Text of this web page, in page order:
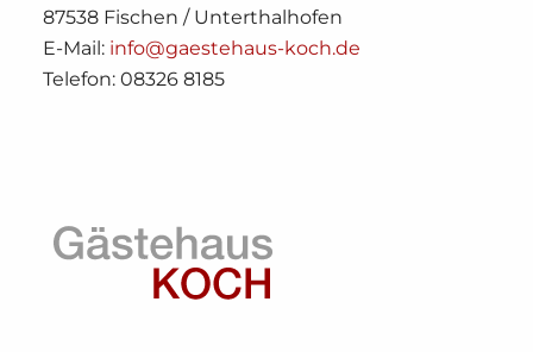
87538 Fischen / Unterthalhofen
E-Mail: info@gaestehaus-koch.de
Telefon: 08326 8185